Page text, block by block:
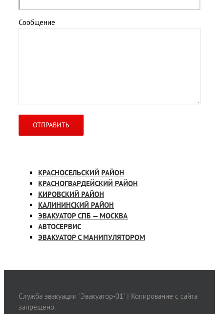
Сообщение
КРАСНОСЕЛЬСКИЙ РАЙОН
КРАСНОГВАРДЕЙСКИЙ РАЙОН
КИРОВСКИЙ РАЙОН
КАЛИНИНСКИЙ РАЙОН
ЭВАКУАТОР СПБ — МОСКВА
АВТОСЕРВИС
ЭВАКУАТОР С МАНИПУЛЯТОРОМ
Служба эвакуации "Эвакуатор-01" | Копирование с сайта
запрещено.